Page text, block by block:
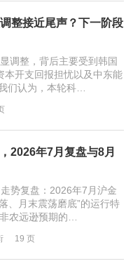
整接近尾声？下一阶段
整，背后主要受到韩国
本开支回报担忧以及中东能
认为，本轮科…
2026年7月复盘与8月
盘：2026年7月沪金
、月末震荡磨底”的运行特
农远逊预期的…
19 页